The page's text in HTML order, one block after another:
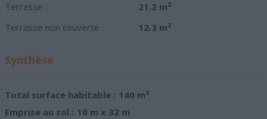
Terrasse :
21.2 m²
Terrasse non couverte :
12.3 m²
Synthèse
Total surface habitable : 140 m²
Emprise au sol : 10 m x 32 m